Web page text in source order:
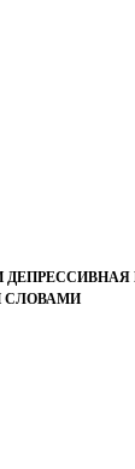
СЛОВАМИ